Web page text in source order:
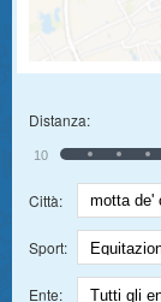
Distanza:
10
Città:
Sport:
Ente: